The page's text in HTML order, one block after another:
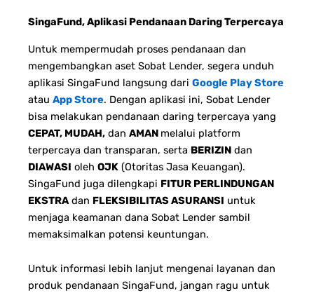
SingaFund, Aplikasi Pendanaan Daring Terpercaya
Untuk mempermudah proses pendanaan dan
mengembangkan aset Sobat Lender, segera unduh
aplikasi SingaFund langsung dari Google Play Store
atau App Store. Dengan aplikasi ini, Sobat Lender
bisa melakukan pendanaan daring terpercaya yang
CEPAT, MUDAH, dan AMAN melalui platform
terpercaya dan transparan, serta BERIZIN dan
DIAWASI oleh OJK (Otoritas Jasa Keuangan).
SingaFund juga dilengkapi FITUR PERLINDUNGAN
EKSTRAdan FLEKSIBILITAS ASURANSI untuk
menjaga keamanan dana Sobat Lender sambil
memaksimalkan potensi keuntungan.
Untuk informasi lebih lanjut mengenai layanan dan
produk pendanaan SingaFund, jangan ragu untuk